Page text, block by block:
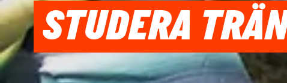
STUDERA